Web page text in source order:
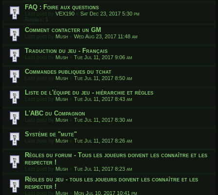
FAQ : Foire aux questions
Last post by VEX190 « Sat Dec 23, 2017 5:30 pm
Replies: 1
Comment contacter un GM
Last post by Mush « Wed Aug 23, 2017 11:48 am
Traduction du jeu - Français
Last post by Mush « Tue Jul 11, 2017 9:06 am
Commandes publiques du tchat
Last post by Mush « Tue Jul 11, 2017 8:50 am
Liste de l'équipe du jeu - hiérarchie et règles
Last post by Mush « Tue Jul 11, 2017 8:43 am
L'ABC du Compagnon
Last post by Mush « Tue Jul 11, 2017 8:30 am
Système de "mute"
Last post by Mush « Tue Jul 11, 2017 8:26 am
Règles du forum - Tous les joueurs doivent les connaître et les
respecter !
Last post by Mush « Tue Jul 11, 2017 8:23 am
Règles du jeu - tous les joueurs doivent les connaître et les
respecter !
Last post by Mush « Mon Jul 10, 2017 10:41 pm